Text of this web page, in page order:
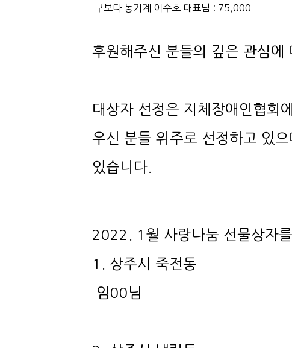
구보다 농기계 이수호 대표님 : 75,000
후원해주신 분들의 깊은 관심
있습니다.
2022. 1월 사랑나눔 선물상자
1. 상주시 죽전동
임00님